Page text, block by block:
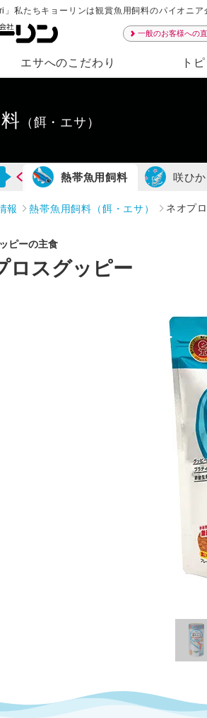
私たちキョーリンは観賞魚用飼料のパイオニア
一般のお客様への
エサへのこだわり ト
（餌・エサ）
熱帯魚用飼料 咲ひか
報 熱帯魚用飼料（餌・エサ） ネオプ
ピーの主食
ロスグッピー